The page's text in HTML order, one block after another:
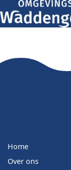
Home
Over ons